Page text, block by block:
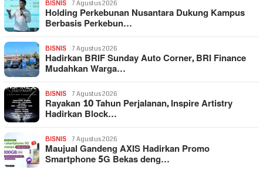
BISNIS 7 Agustus 2026
Holding Perkebunan Nusantara Dukung Kampus
Berbasis Perkebun…
BISNIS 7 Agustus 2026
Hadirkan BRIF Sunday Auto Corner, BRI Finance
Mudahkan Warga…
BISNIS 7 Agustus 2026
Rayakan 10 Tahun Perjalanan, Inspire Artistry
Hadirkan Block…
BISNIS 7 Agustus 2026
Maujual Gandeng AXIS Hadirkan Promo
Smartphone 5G Bekas deng…